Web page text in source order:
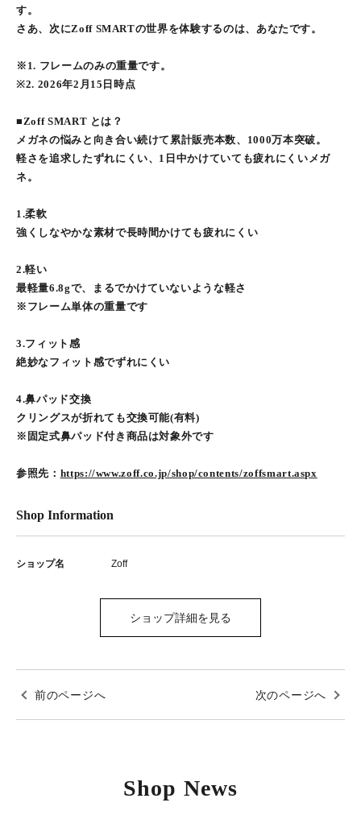
す。
さあ、次にZoff SMARTの世界を体験するのは、あなたです。
※1. フレームのみの重量です。
※2. 2026年2月15日時点
■Zoff SMART とは？
メガネの悩みと向き合い続けて累計販売本数、1000万本突破。
軽さを追求したずれにくい、1日中かけていても疲れにくいメガ
ネ。
1.柔軟
強くしなやかな素材で長時間かけても疲れにくい
2.軽い
最軽量6.8gで、まるでかけていないような軽さ
※フレーム単体の重量です
3.フィット感
絶妙なフィット感でずれにくい
4.鼻パッド交換
クリングスが折れても交換可能(有料)
※固定式鼻パッド付き商品は対象外です
参照先： https://www.zoff.co.jp/shop/contents/zoffsmart.aspx
Shop Information
ショップ名 Zoff
ショップ詳細を見る
前のページへ 次のページへ
Shop News